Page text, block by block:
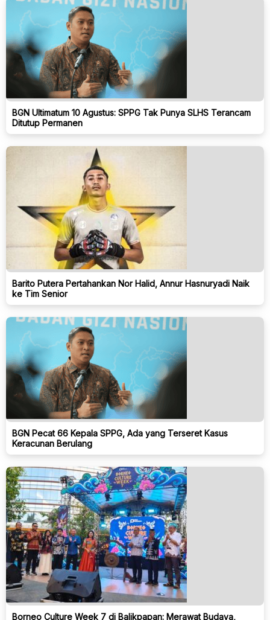
BGN Ultimatum 10 Agustus: SPPG Tak Punya SLHS Terancam
Ditutup Permanen
Barito Putera Pertahankan Nor Halid, Annur Hasnuryadi Naik
ke Tim Senior
BGN Pecat 66 Kepala SPPG, Ada yang Terseret Kasus
Keracunan Berulang
Borneo Culture Week 7 di Balikpapan: Merawat Budaya,